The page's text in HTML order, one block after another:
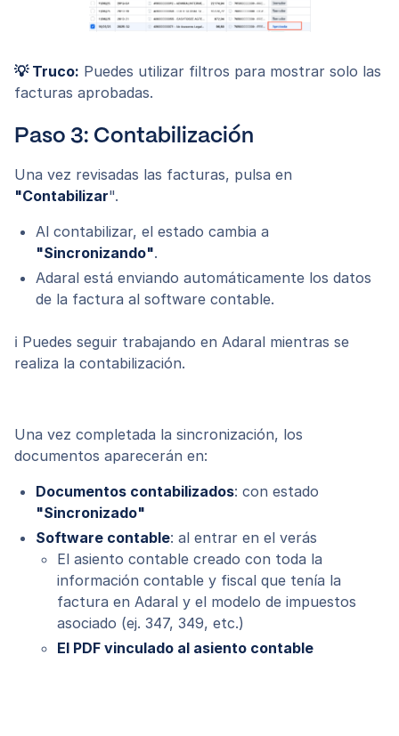
💡 Truco: Puedes utilizar filtros para mostrar solo las
facturas aprobadas.
Paso 3: Contabilización
Una vez revisadas las facturas, pulsa en
"Contabilizar".
Al contabilizar, el estado cambia a
"Sincronizando".
Adaral está enviando automáticamente los datos
de la factura al software contable.
ℹ️ Puedes seguir trabajando en Adaral mientras se
realiza la contabilización.
Una vez completada la sincronización, los
documentos aparecerán en:
Documentos contabilizados: con estado
"Sincronizado"
Software contable: al entrar en el verás
El asiento contable creado con toda la
información contable y fiscal que tenía la
factura en Adaral y el modelo de impuestos
asociado (ej. 347, 349, etc.)
El PDF vinculado al asiento contable